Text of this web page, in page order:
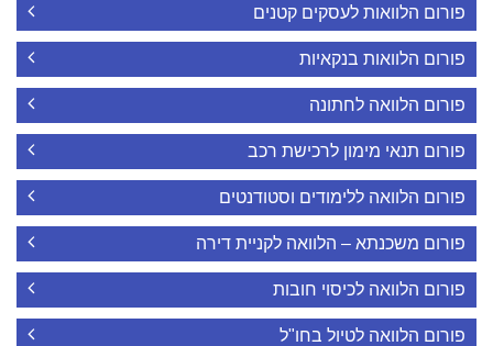
פורום הלוואות לעסקים קטנים
פורום הלוואות בנקאיות
פורום הלוואה לחתונה
פורום תנאי מימון לרכישת רכב
פורום הלוואה ללימודים וסטודנטים
פורום משכנתא – הלוואה לקניית דירה
פורום הלוואה לכיסוי חובות
פורום הלוואה לטיול בחו"ל